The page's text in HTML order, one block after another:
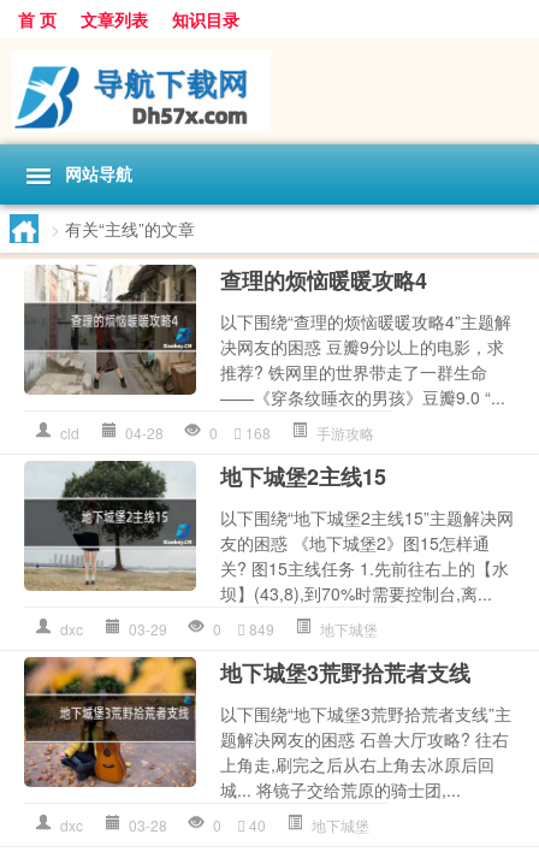
首 页 文章列表 知识目录
网站导航
> 有关“主线”的文章
查理的烦恼暖暖攻略4
以下围绕“查理的烦恼暖暖攻略4”主题解
决网友的困惑 豆瓣9分以上的电影，求
推荐? 铁网里的世界带走了一群生命
——《穿条纹睡衣的男孩》豆瓣9.0 “...
cld 04-28 0 168 手游攻略
地下城堡2主线15
以下围绕“地下城堡2主线15”主题解决网
友的困惑 《地下城堡2》图15怎样通
关? 图15主线任务 1.先前往右上的【水
坝】(43,8),到70%时需要控制台,离...
dxc 03-29 0 849 地下城堡
地下城堡3荒野拾荒者支线
以下围绕“地下城堡3荒野拾荒者支线”主
题解决网友的困惑 石兽大厅攻略? 往右
上角走,刷完之后从右上角去冰原后回
城... 将镜子交给荒原的骑士团,...
dxc 03-28 0 40 地下城堡